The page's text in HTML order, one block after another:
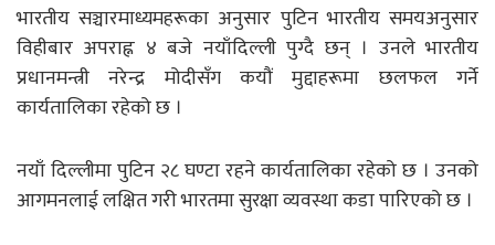
भारतीय सञ्चारमाध्यमहरूका अनुसार पुटिन भारतीय समयअनुसार
विहीबार अपराह्न ४ बजे नयाँदिल्ली पुग्दै छन् । उनले भारतीय
प्रधानमन्त्री नरेन्द्र मोदीसँग कयौं मुद्दाहरूमा छलफल गर्ने
कार्यतालिका रहेको छ ।
नयाँ दिल्लीमा पुटिन २८ घण्टा रहने कार्यतालिका रहेको छ । उनको
आगमनलाई लक्षित गरी भारतमा सुरक्षा व्यवस्था कडा पारिएको छ ।